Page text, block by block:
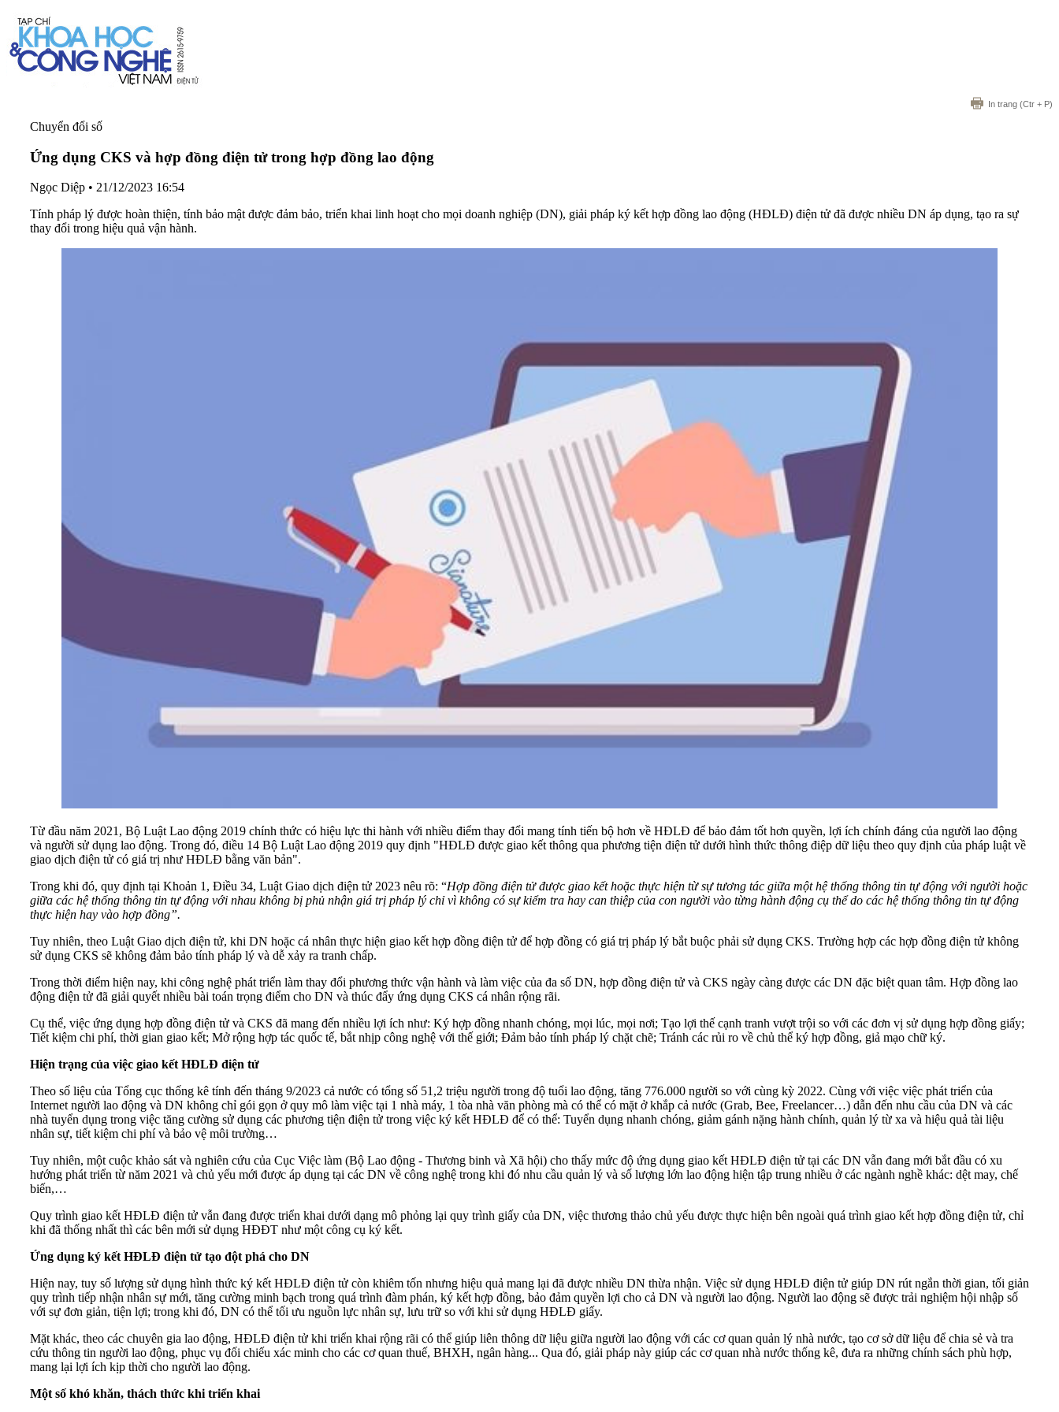
In trang (Ctr + P)
Chuyển đổi số
Ứng dụng CKS và hợp đồng điện tử trong hợp đồng lao động
Ngọc Diệp • 21/12/2023 16:54
Tính pháp lý được hoàn thiện, tính bảo mật được đảm bảo, triển khai linh hoạt cho mọi doanh nghiệp (DN), giải pháp ký kết hợp đồng lao động (HĐLĐ) điện tử đã được nhiều DN áp dụng, tạo ra sự
thay đổi trong hiệu quả vận hành.
Từ đầu năm 2021, Bộ Luật Lao động 2019 chính thức có hiệu lực thi hành với nhiều điểm thay đổi mang tính tiến bộ hơn về HĐLĐ để bảo đảm tốt hơn quyền, lợi ích chính đáng của người lao động
và người sử dụng lao động. Trong đó, điều 14 Bộ Luật Lao động 2019 quy định "HĐLĐ được giao kết thông qua phương tiện điện tử dưới hình thức thông điệp dữ liệu theo quy định của pháp luật về
giao dịch điện tử có giá trị như HĐLĐ bằng văn bản".
Trong khi đó, quy định tại Khoản 1, Điều 34, Luật Giao dịch điện tử 2023 nêu rõ: “Hợp đồng điện tử được giao kết hoặc thực hiện từ sự tương tác giữa một hệ thống thông tin tự động với người hoặc
giữa các hệ thống thông tin tự động với nhau không bị phủ nhận giá trị pháp lý chỉ vì không có sự kiểm tra hay can thiệp của con người vào từng hành động cụ thể do các hệ thống thông tin tự động
thực hiện hay vào hợp đồng”.
Tuy nhiên, theo Luật Giao dịch điện tử, khi DN hoặc cá nhân thực hiện giao kết hợp đồng điện tử để hợp đồng có giá trị pháp lý bắt buộc phải sử dụng CKS. Trường hợp các hợp đồng điện tử không
sử dụng CKS sẽ không đảm bảo tính pháp lý và dễ xảy ra tranh chấp.
Trong thời điểm hiện nay, khi công nghệ phát triển làm thay đổi phương thức vận hành và làm việc của đa số DN, hợp đồng điện tử và CKS ngày càng được các DN đặc biệt quan tâm. Hợp đồng lao
động điện tử đã giải quyết nhiều bài toán trọng điểm cho DN và thúc đẩy ứng dụng CKS cá nhân rộng rãi.
Cụ thể, việc ứng dụng hợp đồng điện tử và CKS đã mang đến nhiều lợi ích như: Ký hợp đồng nhanh chóng, mọi lúc, mọi nơi; Tạo lợi thế cạnh tranh vượt trội so với các đơn vị sử dụng hợp đồng giấy;
Tiết kiệm chi phí, thời gian giao kết; Mở rộng hợp tác quốc tế, bắt nhịp công nghệ với thế giới; Đảm bảo tính pháp lý chặt chẽ; Tránh các rủi ro về chủ thể ký hợp đồng, giả mạo chữ ký.
Hiện trạng của việc giao kết HĐLĐ điện tử
Theo số liệu của Tổng cục thống kê tính đến tháng 9/2023 cả nước có tổng số 51,2 triệu người trong độ tuổi lao động, tăng 776.000 người so với cùng kỳ 2022. Cùng với việc việc phát triển của
Internet người lao động và DN không chỉ gói gọn ở quy mô làm việc tại 1 nhà máy, 1 tòa nhà văn phòng mà có thể có mặt ở khắp cả nước (Grab, Bee, Freelancer…) dẫn đến nhu cầu của DN và các
nhà tuyển dụng trong việc tăng cường sử dụng các phương tiện điện tử trong việc ký kết HĐLĐ để có thể: Tuyển dụng nhanh chóng, giảm gánh nặng hành chính, quản lý từ xa và hiệu quả tài liệu
nhân sự, tiết kiệm chi phí và bảo vệ môi trường…
Tuy nhiên, một cuộc khảo sát và nghiên cứu của Cục Việc làm (Bộ Lao động - Thương binh và Xã hội) cho thấy mức độ ứng dụng giao kết HĐLĐ điện tử tại các DN vẫn đang mới bắt đầu có xu
hướng phát triển từ năm 2021 và chủ yếu mới được áp dụng tại các DN về công nghệ trong khi đó nhu cầu quản lý và số lượng lớn lao động hiện tập trung nhiều ở các ngành nghề khác: dệt may, chế
biến,…
Quy trình giao kết HĐLĐ điện tử vẫn đang được triển khai dưới dạng mô phỏng lại quy trình giấy của DN, việc thương thảo chủ yếu được thực hiện bên ngoài quá trình giao kết hợp đồng điện tử, chỉ
khi đã thống nhất thì các bên mới sử dụng HĐĐT như một công cụ ký kết.
Ứng dụng ký kết HĐLĐ điện tử tạo đột phá cho DN
Hiện nay, tuy số lượng sử dụng hình thức ký kết HĐLĐ điện tử còn khiêm tốn nhưng hiệu quả mang lại đã được nhiều DN thừa nhận. Việc sử dụng HĐLĐ điện tử giúp DN rút ngắn thời gian, tối giản
quy trình tiếp nhận nhân sự mới, tăng cường minh bạch trong quá trình đàm phán, ký kết hợp đồng, bảo đảm quyền lợi cho cả DN và người lao động. Người lao động sẽ được trải nghiệm hội nhập số
với sự đơn giản, tiện lợi; trong khi đó, DN có thể tối ưu nguồn lực nhân sự, lưu trữ so với khi sử dụng HĐLĐ giấy.
Mặt khác, theo các chuyên gia lao động, HĐLĐ điện tử khi triển khai rộng rãi có thể giúp liên thông dữ liệu giữa người lao động với các cơ quan quản lý nhà nước, tạo cơ sở dữ liệu để chia sẻ và tra
cứu thông tin người lao động, phục vụ đối chiếu xác minh cho các cơ quan thuế, BHXH, ngân hàng... Qua đó, giải pháp này giúp các cơ quan nhà nước thống kê, đưa ra những chính sách phù hợp,
mang lại lợi ích kịp thời cho người lao động.
Một số khó khăn, thách thức khi triển khai